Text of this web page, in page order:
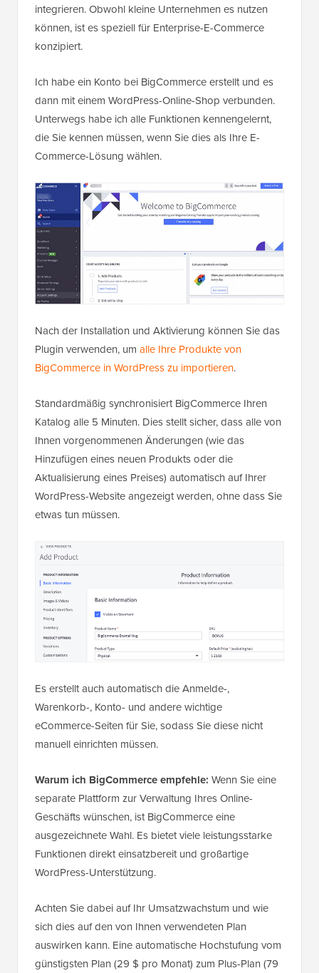
integrieren. Obwohl kleine Unternehmen es nutzen
können, ist es speziell für Enterprise-E-Commerce
konzipiert.
Ich habe ein Konto bei BigCommerce erstellt und es
dann mit einem WordPress-Online-Shop verbunden.
Unterwegs habe ich alle Funktionen kennengelernt,
die Sie kennen müssen, wenn Sie dies als Ihre E-
Commerce-Lösung wählen.
Nach der Installation und Aktivierung können Sie das
Plugin verwenden, um alle Ihre Produkte von
BigCommerce in WordPress zu importieren.
Standardmäßig synchronisiert BigCommerce Ihren
Katalog alle 5 Minuten. Dies stellt sicher, dass alle von
Ihnen vorgenommenen Änderungen (wie das
Hinzufügen eines neuen Produkts oder die
Aktualisierung eines Preises) automatisch auf Ihrer
WordPress-Website angezeigt werden, ohne dass Sie
etwas tun müssen.
Es erstellt auch automatisch die Anmelde-,
Warenkorb-, Konto- und andere wichtige
eCommerce-Seiten für Sie, sodass Sie diese nicht
manuell einrichten müssen.
Warum ich BigCommerce empfehle: Wenn Sie eine
separate Plattform zur Verwaltung Ihres Online-
Geschäfts wünschen, ist BigCommerce eine
ausgezeichnete Wahl. Es bietet viele leistungsstarke
Funktionen direkt einsatzbereit und großartige
WordPress-Unterstützung.
Achten Sie dabei auf Ihr Umsatzwachstum und wie
sich dies auf den von Ihnen verwendeten Plan
auswirken kann. Eine automatische Hochstufung vom
günstigsten Plan (29 $ pro Monat) zum Plus-Plan (79